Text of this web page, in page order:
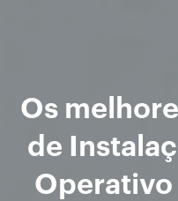
Os
de
Operativo